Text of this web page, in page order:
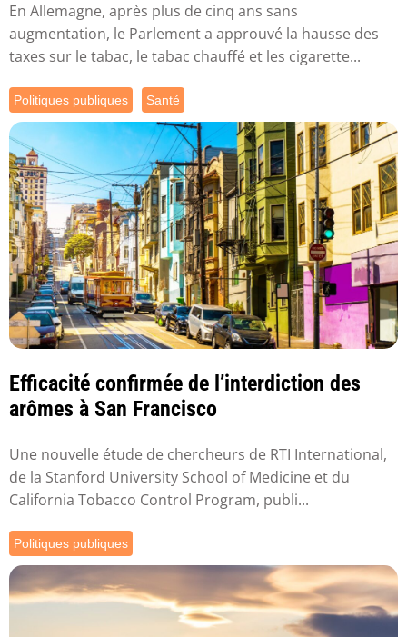
En Allemagne, après plus de cinq ans sans
augmentation, le Parlement a approuvé la hausse des
taxes sur le tabac, le tabac chauffé et les cigarette...
Politiques publiques Santé
Efficacité confirmée de l’interdiction des
arômes à San Francisco
Une nouvelle étude de chercheurs de RTI International,
de la Stanford University School of Medicine et du
California Tobacco Control Program, publi...
Politiques publiques